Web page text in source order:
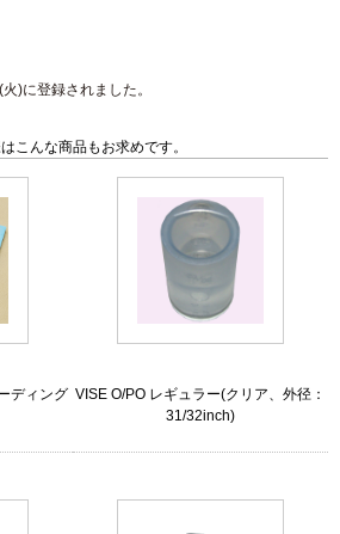
)に登録されました。
こんな商品もお求めです。
ディング VISE O/PO レギュラー(クリア、外径：
31/32inch)